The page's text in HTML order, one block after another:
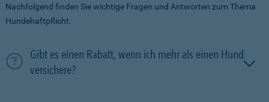
Nachfolgend finden Sie wichtige Fragen und Antworten zum Thema
Hundehaftpflicht.
Gibt es einen Rabatt, wenn ich mehr als einen Hund
versichere?